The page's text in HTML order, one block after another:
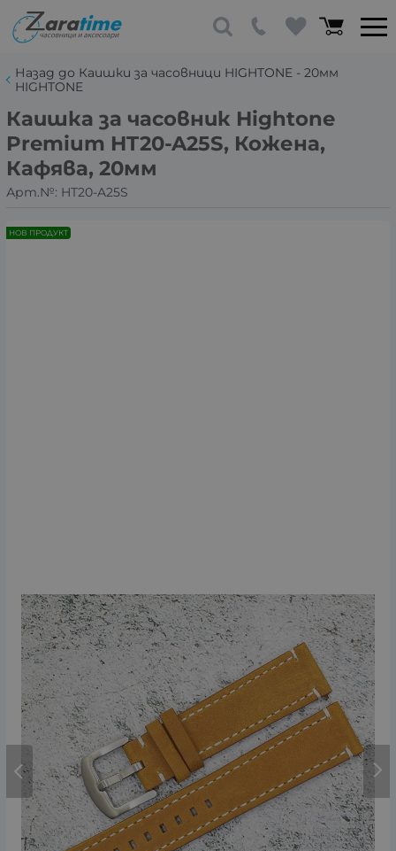
Назад до Каишки за часовници HIGHTONE - 20мм
HIGHTONE
Каишка за часовник Hightone
Premium HT20-A25S, Кожена,
Кафява, 20мм
Арт.№: HT20-A25S
НОВ ПРОДУКТ